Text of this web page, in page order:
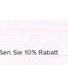
Sie 10% Rabatt